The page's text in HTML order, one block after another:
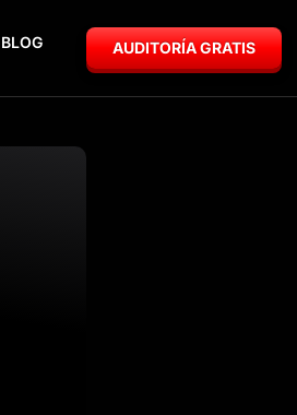
BLOG AUDITORÍA GRATIS